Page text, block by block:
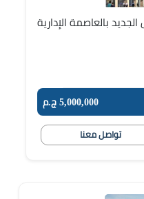
5,000,000 ج.م
تواصل معنا